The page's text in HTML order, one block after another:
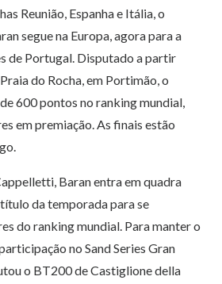
Reunião, Espanha e Itália, o
segue na Europa, agora para a
de Portugal. Disputado a partir
do Rocha, em Portimão, o
600 pontos no ranking mundial,
em premiação. As finais estão
Baran entra em quadra
da temporada para se
do ranking mundial. Para manter o
no Sand Series Gran
o BT200 de Castiglione della